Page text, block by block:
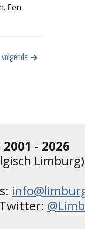
Een
volgende
- 2026